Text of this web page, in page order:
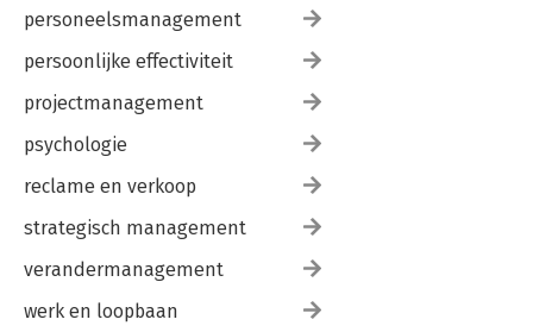
personeelsmanagement
persoonlijke effectiviteit
projectmanagement
psychologie
reclame en verkoop
strategisch management
verandermanagement
werk en loopbaan